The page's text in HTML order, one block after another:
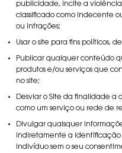
publicidade, incite a
classificado como indecente
ou infrações;
Usar o site para fins políticos,
Publicar qualquer conteúdo
produtos e/ou serviços que
no site;
Desviar o Site da finalidade a
como um serviço ou rede de
Divulgar quaisquer
indiretamente a identificação
indivíduo sem o seu